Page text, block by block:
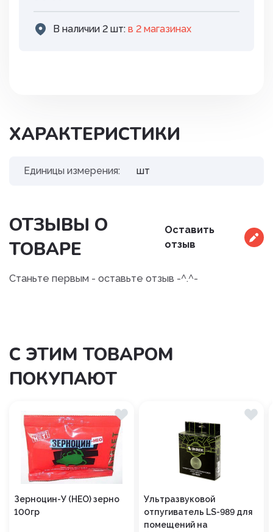
В наличии 2 шт: в 2 магазинах
ХАРАКТЕРИСТИКИ
Единицы измерения: шт
ОТЗЫВЫ О
ТОВАРЕ
Оставить
отзыв
Станьте первым - оставьте отзыв -^.^-
С ЭТИМ ТОВАРОМ
ПОКУПАЮТ
Зерноцин-У (НЕО) зерно
100гр
Ультразвуковой
отпугиватель LS-989 для
помещений на